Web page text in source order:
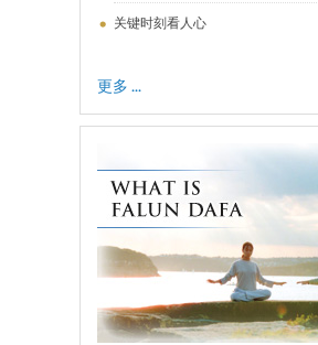
关键时刻看人心
更多 ...